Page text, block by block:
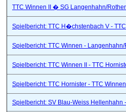
TTC Winnen II � SG Langenhahn/
Spielbericht: TTC H�chstenbach V -
Spielbericht: TTC Winnen -
Spielbericht: TTC Winnen II - TTC
Spielbericht: TTC Hornister - TTC
Spielbericht: SV Blau-Weiss Hellenhahn